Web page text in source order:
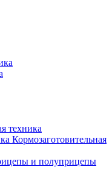
техника
Кормозаготовительная
и полуприцепы